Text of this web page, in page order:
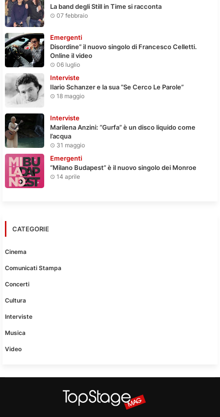
La band degli Still in Time si racconta
07 febbraio
Emergenti
Disordine” il nuovo singolo di Francesco Celletti.
Online il video
06 luglio
Interviste
Ilario Schanzer e la sua “Se Cerco Le Parole”
18 maggio
Interviste
Marilena Anzini: “Gurfa” è un disco liquido come
l’acqua
31 maggio
Emergenti
“Milano Budapest” è il nuovo singolo dei Monroe
14 aprile
CATEGORIE
Cinema
Comunicati Stampa
Concerti
Cultura
Interviste
Musica
Video